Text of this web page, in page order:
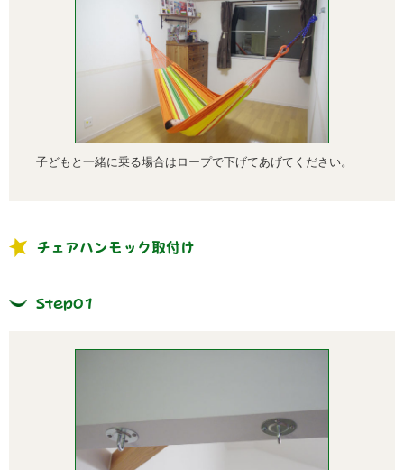
子どもと一緒に乗る場合はロープで下げてあげてください。
チェアハンモック取付け
Step01